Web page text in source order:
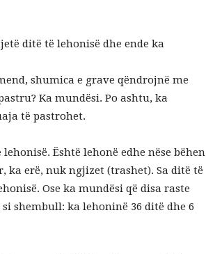
ditë të lehonisë dhe ende ka
shumica e grave qëndrojnë me
Ka mundësi. Po ashtu, ka
të pastrohet.
Është lehonë edhe nëse bëhen
ka erë, nuk ngjizet (trashet). Sa ditë të
Ose ka mundësi që disa raste
shembull: ka lehoninë 36 ditë dhe 6